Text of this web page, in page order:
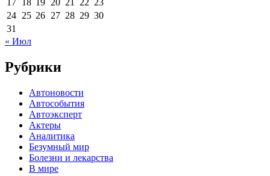
17 18 19 20 21 22 23
24 25 26 27 28 29 30
31
« Июл
Рубрики
Автоновости
Автособытия
Автоэксперт
Актеры
Аналитика
Безумный мир
Болезни и лекарства
В мире